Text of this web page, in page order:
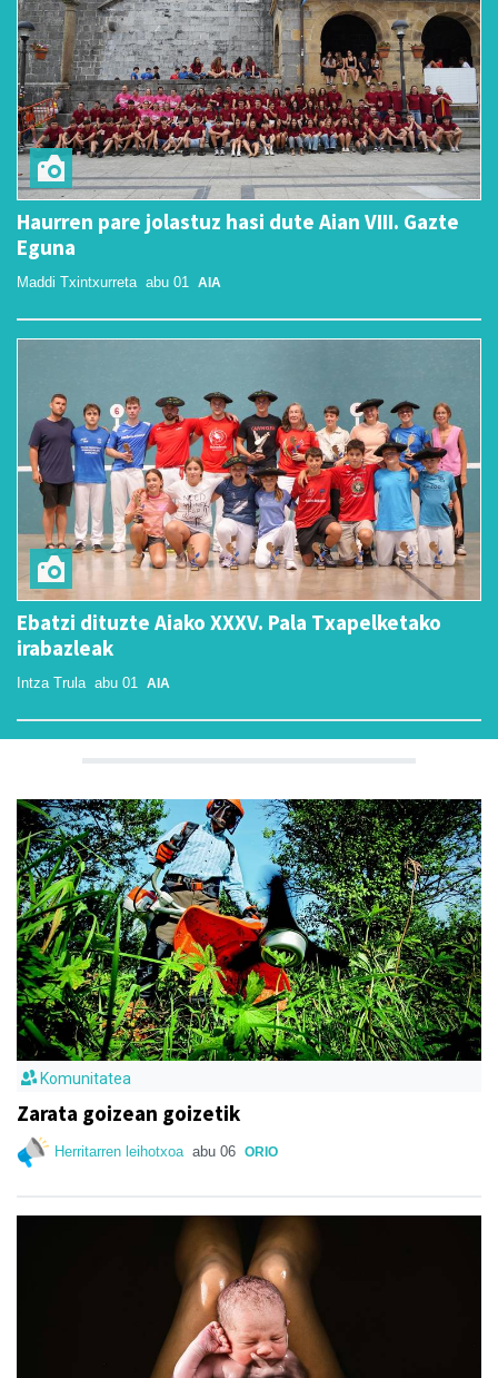
Haurren pare jolastuz hasi dute Aian VIII. Gazte
Eguna
Maddi Txintxurreta abu 01 AIA
Ebatzi dituzte Aiako XXXV. Pala Txapelketako
irabazleak
Intza Trula abu 01 AIA
Komunitatea
Zarata goizean goizetik
Herritarren leihotxoa abu 06 ORIO